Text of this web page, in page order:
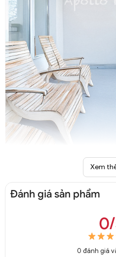
Xem
Đánh giá sản phẩm
0 đánh giá